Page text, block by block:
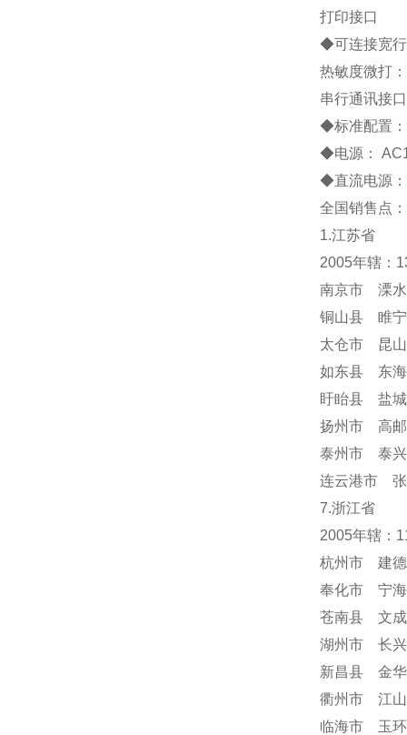
打印接口
◆可连接宽
热敏度微打：
串行通讯接口
◆标准配置
◆电源：
◆直流电源
全国销售点：
1.江苏省
2005年辖：
南京市 溧
铜山县 睢
太仓市 昆
如东县 东
盱眙县 盐
扬州市 高
泰州市 泰
连云港市 张
7.浙江省
2005年辖：
杭州市 建
奉化市 宁
苍南县 文
湖州市 长
新昌县 金
衢州市 江
临海市 玉